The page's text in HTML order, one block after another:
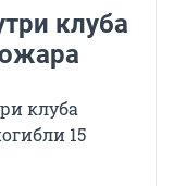
клуба
клуба
15